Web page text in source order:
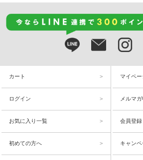
カート マイペー
ログイン メルマ
お気に入り一覧 会員登録
初めての方へ キャン